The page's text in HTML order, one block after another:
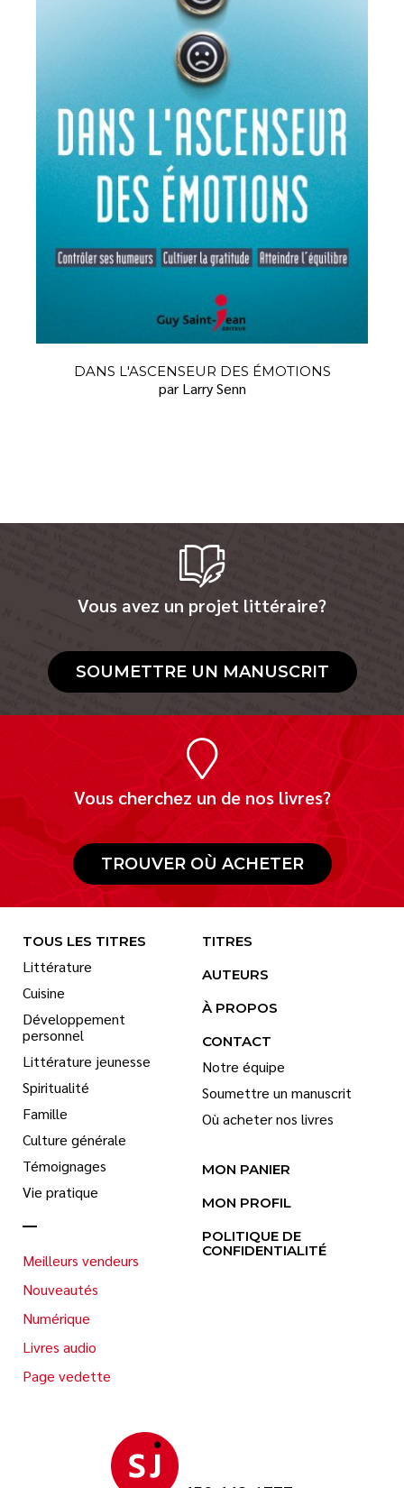
DANS L'ASCENSEUR DES ÉMOTIONS
par Larry Senn
Vous avez un projet littéraire?
SOUMETTRE UN MANUSCRIT
Vous cherchez un de nos livres?
TROUVER OÙ ACHETER
TOUS LES TITRES
Littérature
Cuisine
Développement
personnel
Littérature jeunesse
Spiritualité
Famille
Culture générale
Témoignages
Vie pratique
Meilleurs vendeurs
Nouveautés
Numérique
Livres audio
Page vedette
TITRES
AUTEURS
À PROPOS
CONTACT
Notre équipe
Soumettre un manuscrit
Où acheter nos livres
MON PANIER
MON PROFIL
POLITIQUE DE
CONFIDENTIALITÉ